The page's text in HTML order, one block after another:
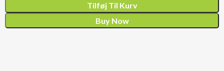
Tilføj Til Kurv
Buy Now